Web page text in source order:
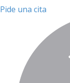
Pide una cita